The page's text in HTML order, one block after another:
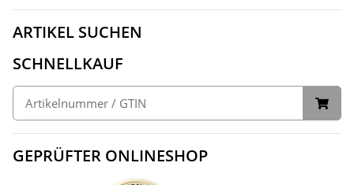
ARTIKEL SUCHEN
SCHNELLKAUF
GEPRÜFTER ONLINESHOP